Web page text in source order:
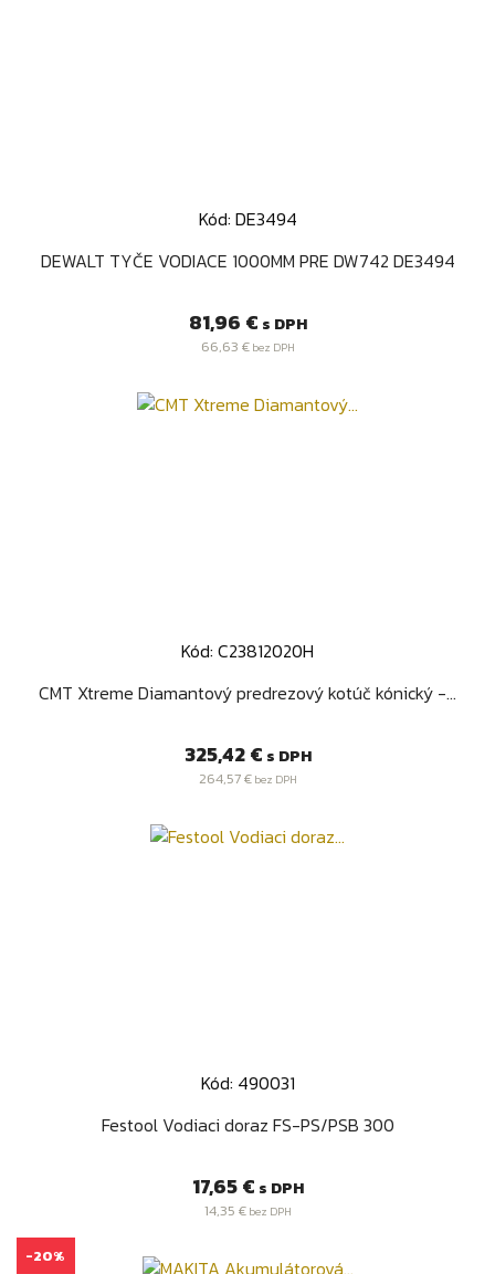
Kód: DE3494
DEWALT TYČE VODIACE 1000MM PRE DW742 DE3494
Cena
81,96 € s DPH
66,63 €bez DPH
Kód: C23812020H
CMT Xtreme Diamantový predrezový kotúč kónický -...
Cena
325,42 € s DPH
264,57 €bez DPH
Kód: 490031
Festool Vodiaci doraz FS-PS/PSB 300
Cena
17,65 € s DPH
14,35 €bez DPH
-20%